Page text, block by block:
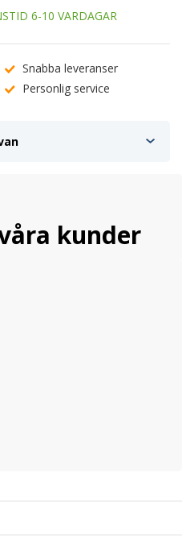
6-10 VARDAGAR
Snabba leveranser
Personlig service
kunder